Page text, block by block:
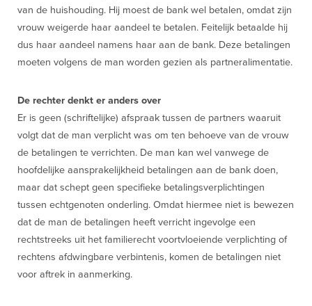
van de huishouding. Hij moest de bank wel betalen, omdat zijn
vrouw weigerde haar aandeel te betalen. Feitelijk betaalde hij
dus haar aandeel namens haar aan de bank. Deze betalingen
moeten volgens de man worden gezien als partneralimentatie.
De rechter denkt er anders over
Er is geen (schriftelijke) afspraak tussen de partners waaruit
volgt dat de man verplicht was om ten behoeve van de vrouw
de betalingen te verrichten. De man kan wel vanwege de
hoofdelijke aansprakelijkheid betalingen aan de bank doen,
maar dat schept geen specifieke betalingsverplichtingen
tussen echtgenoten onderling. Omdat hiermee niet is bewezen
dat de man de betalingen heeft verricht ingevolge een
rechtstreeks uit het familierecht voortvloeiende verplichting of
rechtens afdwingbare verbintenis, komen de betalingen niet
voor aftrek in aanmerking.